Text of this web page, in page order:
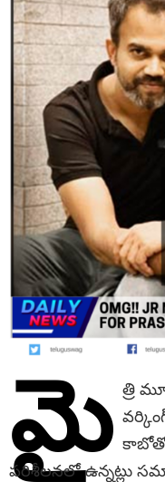
మై త్రి
పరిశీలనలో ఉన్నట్లు